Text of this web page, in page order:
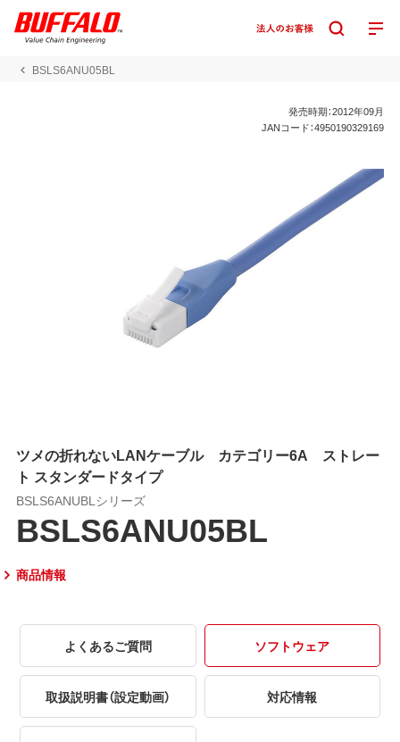
BSLS6ANU05BL
発売時期：2012年09月
JANコード：4950190329169
ツメの折れないLANケーブル カテゴリー6A ストレー
ト スタンダードタイプ
BSLS6ANUBLシリーズ
BSLS6ANU05BL
商品情報
よくあるご質問 ソフトウェア
取扱説明書（設定動画） 対応情報